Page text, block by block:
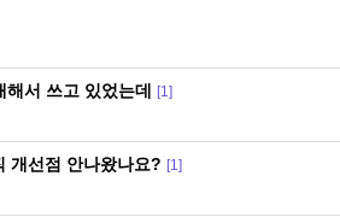
서 쓰고 있었는데
[1]
개선점 안나왔나요? [1]